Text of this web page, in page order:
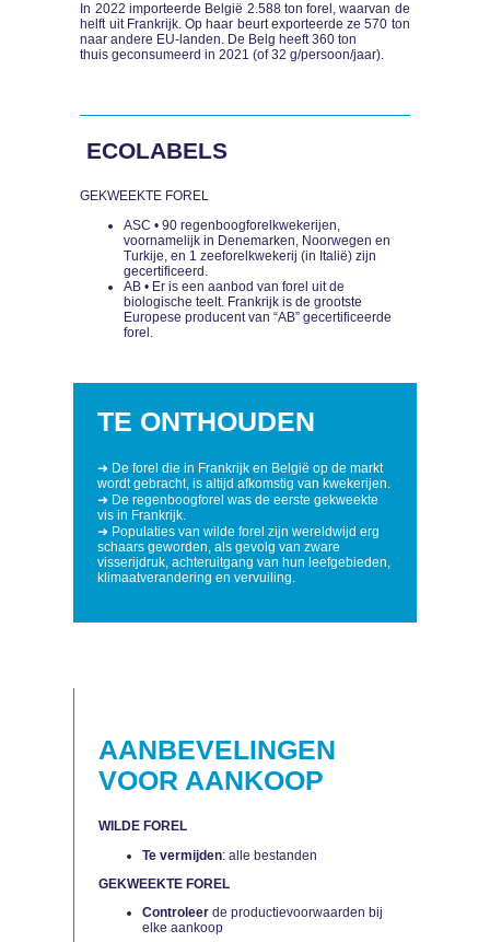
In 2022 importeerde België 2.588 ton forel, waarvan de
helft uit Frankrijk. Op haar beurt exporteerde ze 570 ton
naar andere EU-landen. De Belg heeft 360 ton
thuis geconsumeerd in 2021 (of 32 g/persoon/jaar).
ECOLABELS
GEKWEEKTE FOREL
ASC • 90 regenboogforelkwekerijen,
voornamelijk in Denemarken, Noorwegen en
Turkije, en 1 zeeforelkwekerij (in Italië) zijn
gecertificeerd.
AB • Er is een aanbod van forel uit de
biologische teelt. Frankrijk is de grootste
Europese producent van “AB” gecertificeerde
forel.
TE ONTHOUDEN
➜ De forel die in Frankrijk en België op de markt
wordt gebracht, is altijd afkomstig van kwekerijen.
➜ De regenboogforel was de eerste gekweekte
vis in Frankrijk.
➜ Populaties van wilde forel zijn wereldwijd erg
schaars geworden, als gevolg van zware
visserijdruk, achteruitgang van hun leefgebieden,
klimaatverandering en vervuiling.
AANBEVELINGEN
VOOR AANKOOP
WILDE FOREL
Te vermijden: alle bestanden
GEKWEEKTE FOREL
Controleer de productievoorwaarden bij
elke aankoop